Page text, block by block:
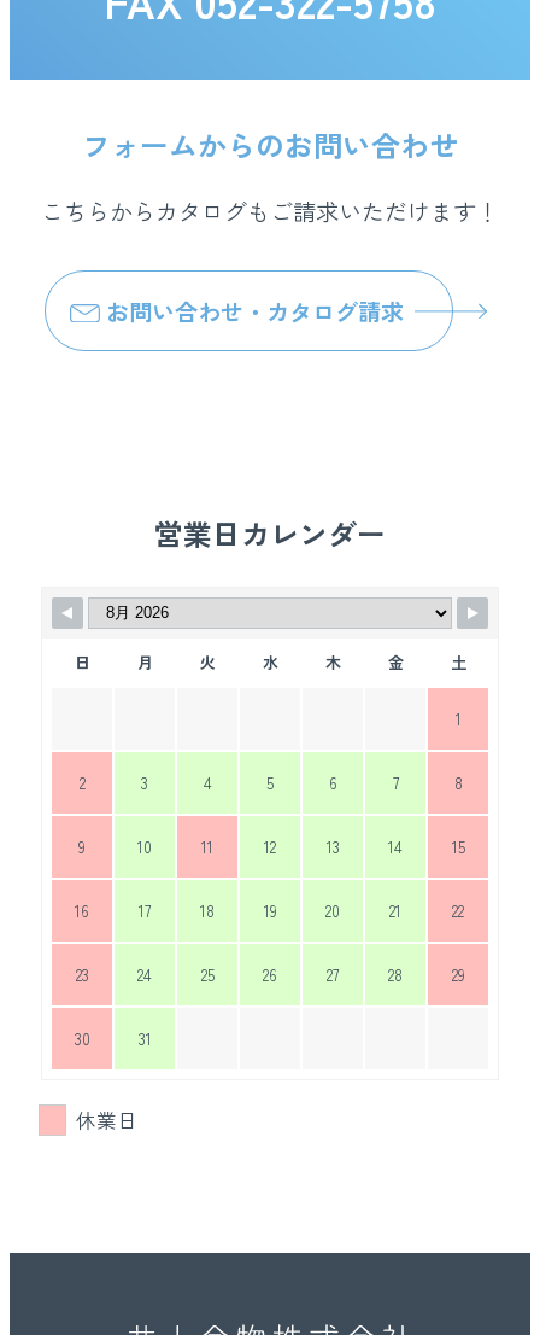
フォームからのお問い合わせ
こちらからカタログもご請求いただけます！
お問い合わせ・カタログ請求
営業日カレンダー
日 月 火 水 木 金 土
1
2 3 4 5 6 7 8
9 10 11 12 13 14 15
16 17 18 19 20 21 22
23 24 25 26 27 28 29
30 31
休業日